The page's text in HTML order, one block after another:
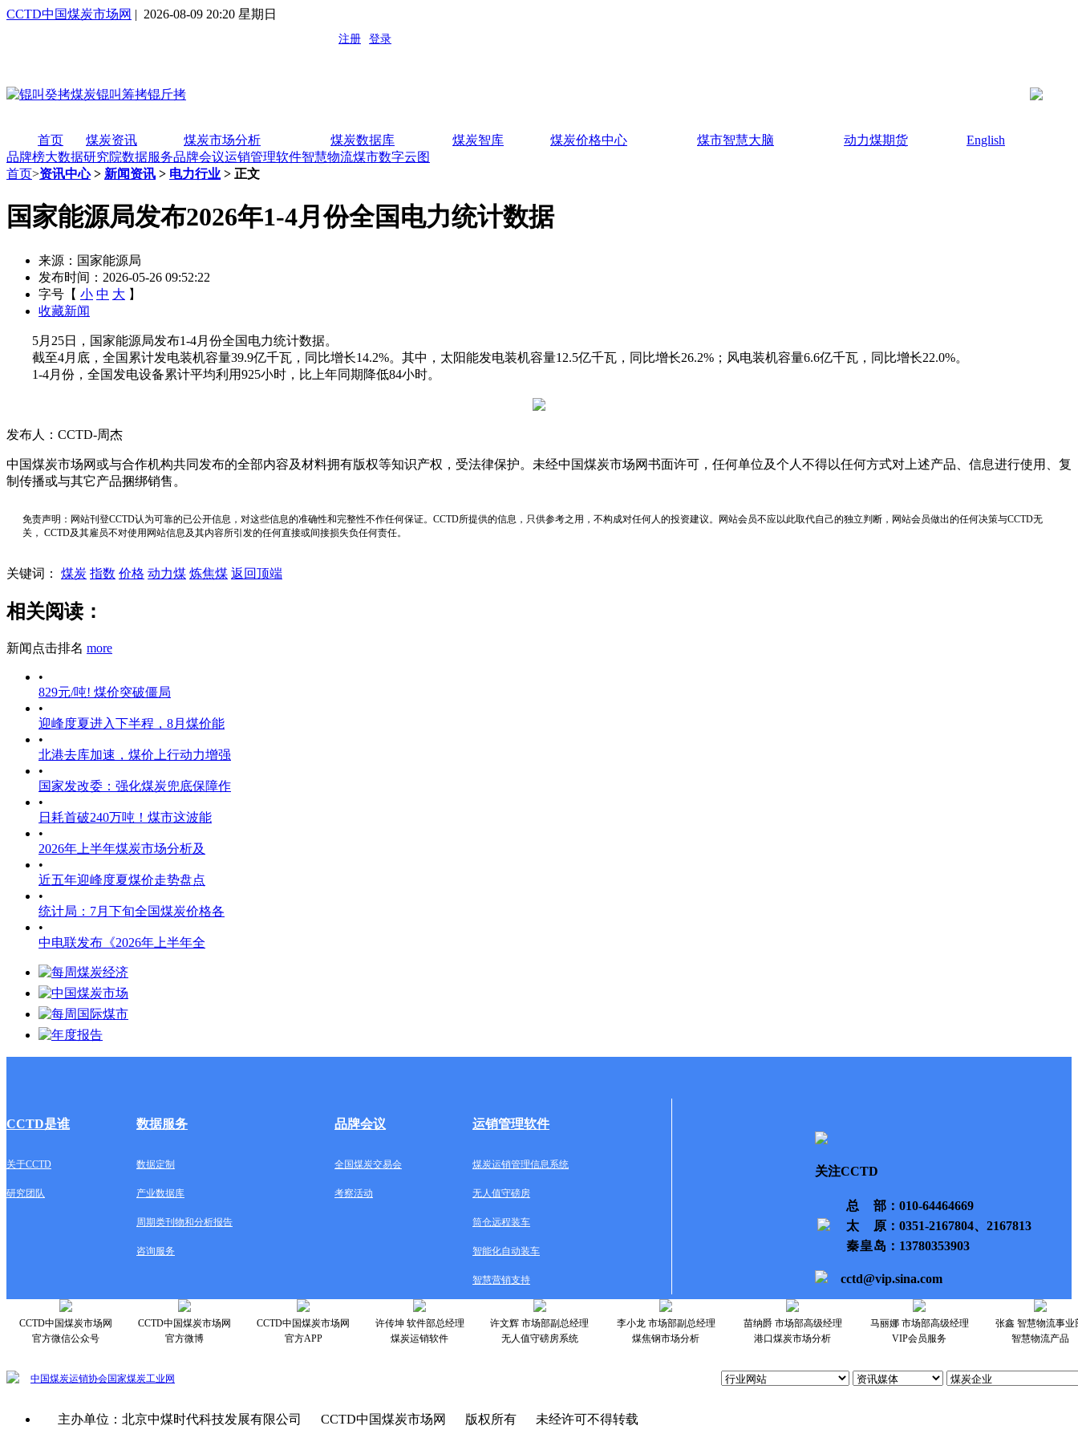
CCTD中国煤炭市场网 | 2026-08-09 20:20 星期日
首页 煤炭资讯 煤炭市场分析 煤炭数据库 煤炭智库 煤炭价格中心 煤市智慧大脑 动力煤期货
English
品牌榜大数据研究院数据服务品牌会议运销管理软件智慧物流煤市数字云图
首页>资讯中心> 新闻资讯 > 电力行业 > 正文
国家能源局发布2026年1-4月份全国电力统计数据
来源：国家能源局
发布时间：2026-05-26 09:52:22
字号【 小 中 大 】
收藏新闻
5月25日，国家能源局发布1-4月份全国电力统计数据。
截至4月底，全国累计发电装机容量39.9亿千瓦，同比增长14.2%。其中，太阳能发电装机容量12.5亿千瓦，同比增长26.2%；风电装机容量6.6亿千瓦，同比增长22.0%。
1-4月份，全国发电设备累计平均利用925小时，比上年同期降低84小时。
发布人：CCTD-周杰
中国煤炭市场网或与合作机构共同发布的全部内容及材料拥有版权等知识产权，受法律保护。未经中国煤炭市场网书面许可，任何单位及个人不得以任何方式对上述产品、信息进行使用、复
制传播或与其它产品捆绑销售。
免责声明：网站刊登CCTD认为可靠的已公开信息，对这些信息的准确性和完整性不作任何保证。CCTD所提供的信息，只供参考之用，不构成对任何人的投资建议。网站会员不应以此取代自己的独立判断，网站会员做出的任何决策与CCTD无
关， CCTD及其雇员不对使用网站信息及其内容所引发的任何直接或间接损失负任何责任。
关键词： 煤炭 指数 价格 动力煤 炼焦煤 返回顶端
相关阅读：
新闻点击排名 more
•
829元/吨! 煤价突破僵局
•
迎峰度夏进入下半程，8月煤价能
•
北港去库加速，煤价上行动力增强
•
国家发改委：强化煤炭兜底保障作
•
日耗首破240万吨！煤市这波能
•
2026年上半年煤炭市场分析及
•
近五年迎峰度夏煤价走势盘点
•
统计局：7月下旬全国煤炭价格各
•
中电联发布《2026年上半年全
CCTD是谁 数据服务 品牌会议 运销管理软件
关于CCTD 数据定制 全国煤炭交易会 煤炭运销管理信息系统
研究团队 产业数据库 考察活动 无人值守磅房
周期类刊物和分析报告 筒仓远程装车
咨询服务 智能化自动装车
智慧营销支持
关注CCTD
总部 ：010-64464669
太原 ：0351-2167804、2167813
秦皇岛 ：13780353903
cctd@vip.sina.com
CCTD中国煤炭市场网
官方微信公众号
CCTD中国煤炭市场网
官方微博
CCTD中国煤炭市场网
官方APP
许传坤 软件部总经理
煤炭运销软件
许文辉 市场部副总经理
无人值守磅房系统
李小龙 市场部副总经理
煤焦钢市场分析
苗纳爵 市场部高级经理
港口煤炭市场分析
马丽娜 市场部高级经理
VIP会员服务
张鑫 智慧物流事业
智慧物流产品
中国煤炭运销协会国家煤炭工业网
主办单位：北京中煤时代科技发展有限公司 CCTD中国煤炭市场网 版权所有 未经许可不得转载